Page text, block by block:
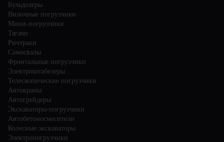
Бульдозеры
Вилочные погрузчики
Мини-погрузчики
Тягачи
Ричтраки
Самосвалы
Фронтальные погрузчики
Электроштабелеры
Телескопические погрузчики
Автокраны
Автогрейдеры
Экскаваторы-погрузчики
Автобетоносмесители
Колесные экскаваторы
Электропогрузчики